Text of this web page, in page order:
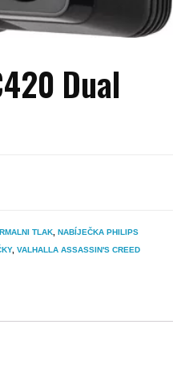
Dual
TLAK NABÍJEČKA PHILIPS
, VALHALLA ASSASSIN'S CREED